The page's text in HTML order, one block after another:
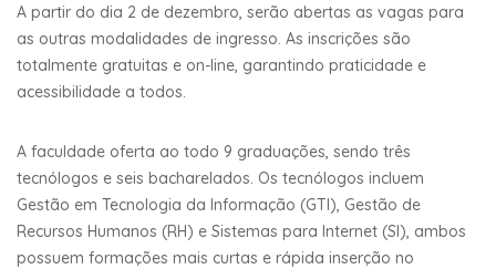
A partir do dia 2 de dezembro, serão abertas as vagas para
as outras modalidades de ingresso. As inscrições são
totalmente gratuitas e on-line, garantindo praticidade e
acessibilidade a todos.
A faculdade oferta ao todo 9 graduações, sendo três
tecnólogos e seis bacharelados. Os tecnólogos incluem
Gestão em Tecnologia da Informação (GTI), Gestão de
Recursos Humanos (RH) e Sistemas para Internet (SI), ambos
possuem formações mais curtas e rápida inserção no